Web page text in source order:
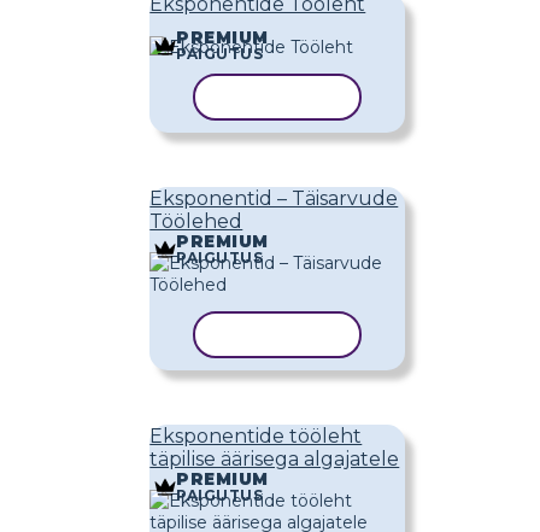
PREMIUM
PAIGUTUS
Eksponentid – Täisarvude
Töölehed
PREMIUM
PAIGUTUS
Eksponentide tööleht
täpilise äärisega algajatele
PREMIUM
PAIGUTUS